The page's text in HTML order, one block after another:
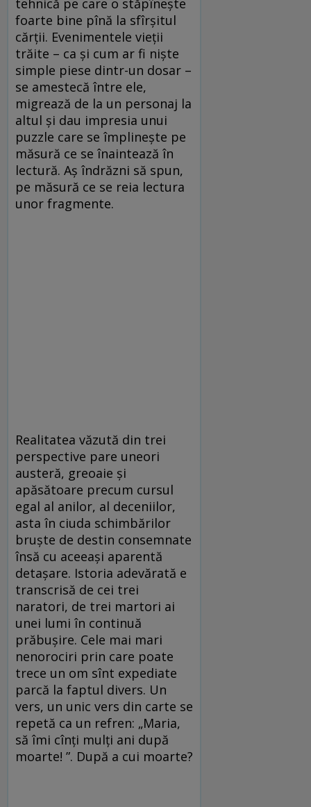
tehnică pe care o stăpîneşte
foarte bine pînă la sfîrşitul
cărţii. Evenimentele vieţii
trăite – ca şi cum ar fi nişte
simple piese dintr-un dosar –
se amestecă între ele,
migrează de la un personaj la
altul şi dau impresia unui
puzzle care se împlineşte pe
măsură ce se înaintează în
lectură. Aş îndrăzni să spun,
pe măsură ce se reia lectura
unor fragmente.
Realitatea văzută din trei
perspective pare uneori
austeră, greoaie şi
apăsătoare precum cursul
egal al anilor, al deceniilor,
asta în ciuda schimbărilor
bruşte de destin consemnate
însă cu aceeaşi aparentă
detaşare. Istoria adevărată e
transcrisă de cei trei
naratori, de trei martori ai
unei lumi în continuă
prăbușire. Cele mai mari
nenorociri prin care poate
trece un om sînt expediate
parcă la faptul divers. Un
vers, un unic vers din carte se
repetă ca un refren: „Maria,
să îmi cînți mulți ani după
moarte! ”. După a cui moarte?